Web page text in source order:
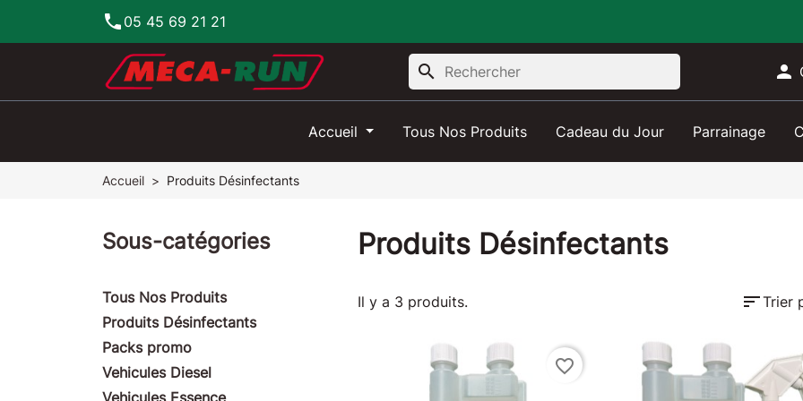
phone 05 45 69 21 21
search 
Accueil Tous Nos Produits Cadeau du Jour Parrainage
Accueil Produits Désinfectants
Sous-catégories
Tous Nos Produits
Produits Désinfectants
Packs promo
Vehicules Diesel
Vehicules Essence
Produits Désinfectants
Il y a 3 produits. sortTrier
favorite_border